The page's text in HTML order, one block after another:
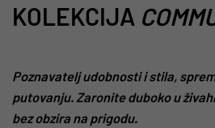
KOLEKCIJA
Poznavatelj udobnosti i stila,
putovanju. Zaronite duboko u
bez obzira na prigodu.